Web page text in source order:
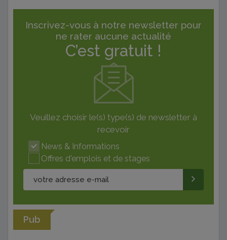
Inscrivez-vous à notre newsletter pour
ne rater aucune actualité
C’est gratuit !
Veuillez choisir le(s) type(s) de newsletter à
recevoir
News & Informations
Offres d'emplois et de stages
Pub